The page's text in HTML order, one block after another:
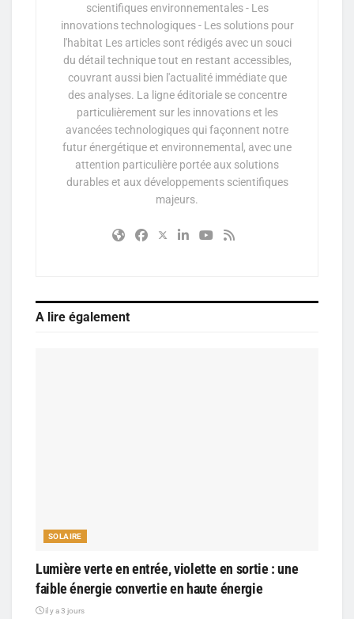
scientifiques environnementales - Les
innovations technologiques - Les solutions pour
l'habitat Les articles sont rédigés avec un souci
du détail technique tout en restant accessibles,
couvrant aussi bien l'actualité immédiate que
des analyses. La ligne éditoriale se concentre
particulièrement sur les innovations et les
avancées technologiques qui façonnent notre
futur énergétique et environnemental, avec une
attention particulière portée aux solutions
durables et aux développements scientifiques
majeurs.
A lire également
SOLAIRE
Lumière verte en entrée, violette en sortie : une
faible énergie convertie en haute énergie
il y a 3 jours